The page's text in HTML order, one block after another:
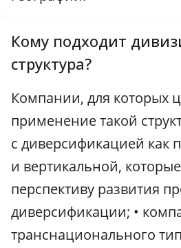
Кому подходит
структура?
Компании, для которых
применение такой
с диверсификацией как
и вертикальной,
перспективу развития
диверсификации; •
транснационального